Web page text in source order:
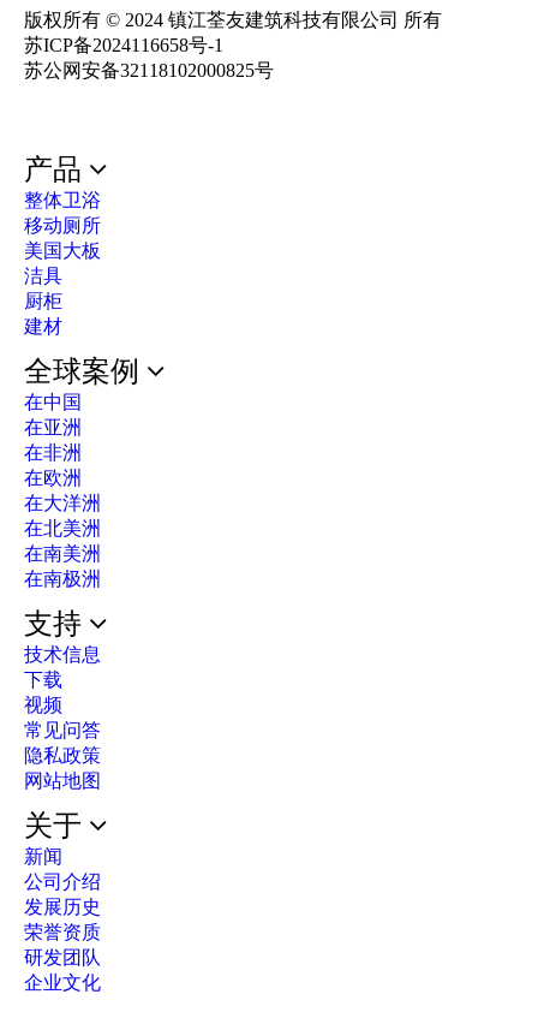
​版权所有 © 2024 镇江荃友建筑科技有限公司 所有
苏ICP备2024116658号-1
苏公网安备32118102000825号
产品
整体卫浴
移动厕所
美国大板
洁具
厨柜
建材
全球案例
在中国
在亚洲
在非洲
在欧洲
在大洋洲
在北美洲
在南美洲
在南极洲
支持
技术信息
下载
视频
常见问答
隐私政策
网站地图
关于
新闻
公司介绍
发展历史
荣誉资质
研发团队
企业文化